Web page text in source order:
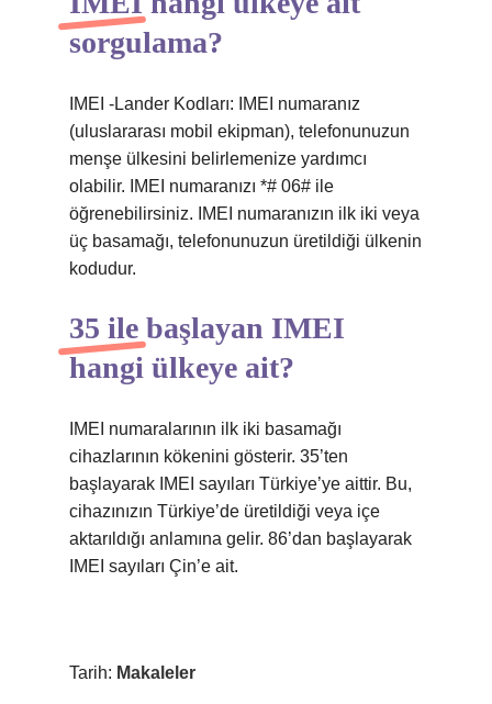
sorgulama?
IMEI -Lander Kodları: IMEI numaranız
(uluslararası mobil ekipman), telefonunuzun
menşe ülkesini belirlemenize yardımcı
olabilir. IMEI numaranızı *# 06# ile
öğrenebilirsiniz. IMEI numaranızın ilk iki veya
üç basamağı, telefonunuzun üretildiği ülkenin
kodudur.
35 ile başlayan IMEI
hangi ülkeye ait?
IMEI numaralarının ilk iki basamağı
cihazlarının kökenini gösterir. 35’ten
başlayarak IMEI sayıları Türkiye’ye aittir. Bu,
cihazınızın Türkiye’de üretildiği veya içe
aktarıldığı anlamına gelir. 86’dan başlayarak
IMEI sayıları Çin’e ait.
Tarih: Makaleler